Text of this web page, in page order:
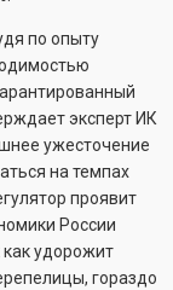
по опыту
эксперт ИК
ужесточение
на темпах
проявит
России
удорожит
гораздо